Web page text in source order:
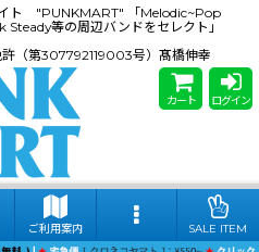
ト "PUNKMART" 「Melodic~Pop
等の周辺バンドをセレクト」
（第307792119003号）髙橋伸幸
カート ログイン
ご利用案内 SALE ITEM